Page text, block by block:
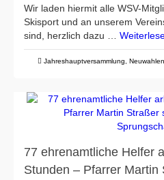
Wir laden hiermit alle WSV-
Skisport und an unserem
sind, herzlich dazu …
Jahreshauptversammlung Neuwahlen
77 ehrenamtliche Helfer
Stunden – Pfarrer